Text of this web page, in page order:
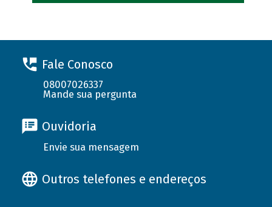
Fale Conosco
08007026337
Mande sua pergunta
Ouvidoria
Envie sua mensagem
Outros telefones e endereços